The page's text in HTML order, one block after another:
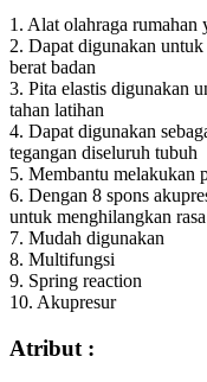
1. Alat olahraga rumahan
2. Dapat digunakan
berat badan
3. Pita elastis digunakan
tahan latihan
4. Dapat digunakan
tegangan diseluruh tubuh
5. Membantu melakukan
6. Dengan 8 spons
untuk menghilangkan
7. Mudah digunakan
8. Multifungsi
9. Spring reaction
10. Akupresur
Atribut :